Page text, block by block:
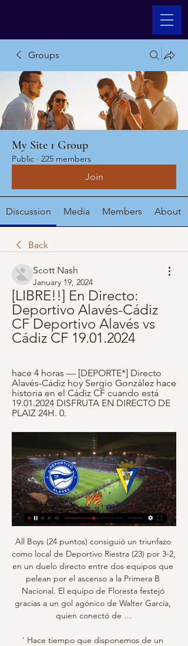
Groups
My Site 1 Group
Public · 225 members
Join
Discussion Media Members About
Back
Scott Nash
January 19, 2024
[LIBRE!!] En Directo:
Deportivo Alavés-Cádiz
CF Deportivo Alavés vs
Cádiz CF 19.01.2024
hace 4 horas — [DEPORTE*] Directo
Alavés-Cádiz hoy Sergio González hace
historia en el Cádiz CF cuando está
19.01.2024 DISFRUTA EN DIRECTO DE
PLAIZ 24H. 0.
All Boys (24 puntos) consiguió un triunfazo
como local de Deportivo Riestra (23) por 3-2,
en un duelo directo entre dos equipos que
pelean por el ascenso a la Primera B
Nacional. El equipo de Floresta festejó
gracias a un gol agónico de Walter García,
quien conectó de …
' Hace tiempo que disponemos de un